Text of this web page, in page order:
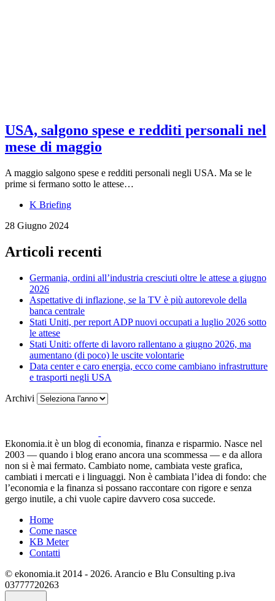
USA, salgono spese e redditi personali nel
mese di maggio
A maggio salgono spese e redditi personali negli USA. Ma se le
prime si fermano sotto le attese…
K Briefing
28 Giugno 2024
Articoli recenti
Germania, ordini all’industria cresciuti oltre le attese a giugno
2026
Aspettative di inflazione, se la TV è più autorevole della
banca centrale
Stati Uniti, per report ADP nuovi occupati a luglio 2026 sotto
le attese
Stati Uniti: offerte di lavoro rallentano a giugno 2026, ma
aumentano (di poco) le uscite volontarie
Data center e caro energia, ecco come cambiano infrastrutture
e trasporti negli USA
Archivi
Ekonomia.it è un blog di economia, finanza e risparmio. Nasce nel
2003 — quando i blog erano ancora una scommessa — e da allora
non si è mai fermato. Cambiato nome, cambiata veste grafica,
cambiati i mercati e i linguaggi. Non è cambiata l’idea di fondo: che
l’economia e la finanza si possano raccontare con rigore e senza
gergo inutile, a chi vuole capire davvero cosa succede.
Home
Come nasce
KB Meter
Contatti
© ekonomia.it 2014 - 2026. Arancio e Blu Consulting p.iva
03777720263